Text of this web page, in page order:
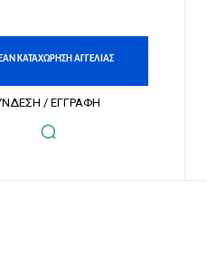
ΑΓΓΕΛΙΩΝ ΑΚΙΝΗΤΩΝ &
ΚΑΤΑΧΩΡΗΣΗ ΑΓΓΕΛΙΑΣ
/ ΕΓΓΡΑΦΗ